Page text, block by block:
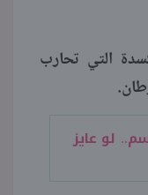
التي تحارب
لو عايز